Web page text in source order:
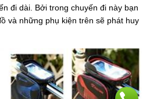
đi dài. Bởi trong chuyến đi này bạn
và những phụ kiện trên sẽ phát huy